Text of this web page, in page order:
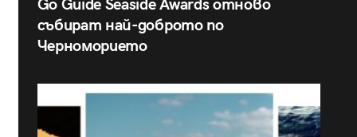
Go Guide Seaside Awards отново
събират най-доброто по
Черноморието